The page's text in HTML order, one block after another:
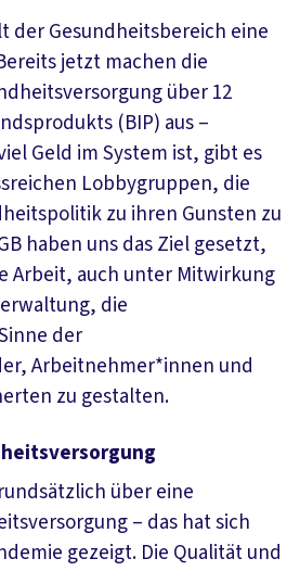
der Gesundheitsbereich eine
jetzt machen die
über 12
(BIP) aus –
Geld im System ist, gibt es
Lobbygruppen, die
zu ihren Gunsten zu
haben uns das Ziel gesetzt,
Arbeit, auch unter Mitwirkung
die
der
Arbeitnehmer*innen und
zu gestalten.
über eine
– das hat sich
gezeigt. Die Qualität und